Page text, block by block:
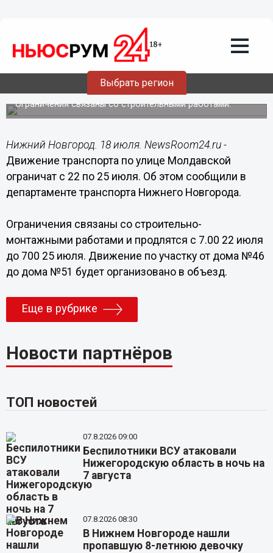
Выбрать регион
18.07.201915:46
Движение транспорта по улице
Молдавской ограничат с 22 июля
Ограничения связаны со строительными работами.
Нижний Новгород. 18 июля. NewsRoom24.ru -
Движение транспорта по улице Молдавской
ограничат с 22 по 25 июля. Об этом сообщили в
департаменте транспорта Нижнего Новгорода.
Ограничения связаны со строительно-
монтажными работами и продлятся с 7.00 22 июля
до 700 25 июля. Движение по участку от дома №46
до дома №51 будет организовано в объезд.
Еще в рубрике
Новости партнёров
ТОП новостей
07.8.2026 09:00
Беспилотники ВСУ атаковали
Нижегородскую область в ночь на
7 августа
07.8.2026 08:30
В Нижнем Новгороде нашли
пропавшую 8-летнюю девочку